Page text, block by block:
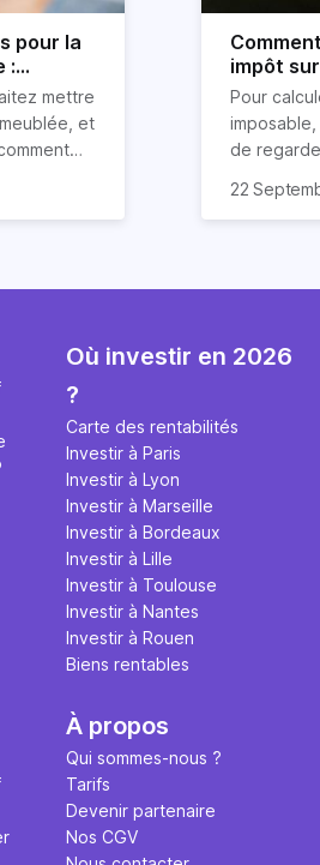
pour la
:
?
mettre
et
loyers
faut
en
ce soit à
impôt
Pour
de
le notaire
pas à
22
Où investir en 2026
?
Carte des rentabilités
Investir à Paris
Investir à Lyon
Investir à Marseille
Investir à Bordeaux
Investir à Lille
Investir à Toulouse
Investir à Nantes
Investir à Rouen
Biens rentables
À propos
Qui sommes-nous ?
Tarifs
Devenir partenaire
Nos CGV